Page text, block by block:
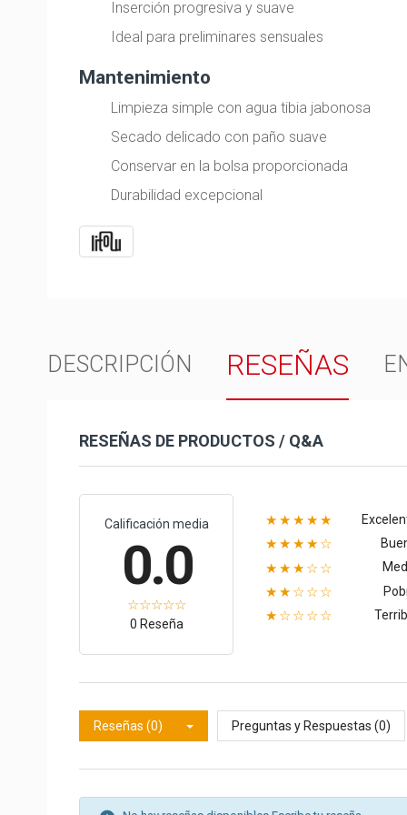
Inserción progresiva y suave
Ideal para preliminares sensuales
Mantenimiento
Limpieza simple con agua tibia jabonosa
Secado delicado con paño suave
Conservar en la bolsa proporcionada
Durabilidad excepcional
DESCRIPCIÓN RESEÑAS
RESEÑAS DE PRODUCTOS / Q&A
Calificación media
0.0
0 Reseña
★★★★★
★★★★☆
★★★☆☆
★★☆☆☆
★☆☆☆☆
Reseñas (0) Preguntas y Respuestas (0)